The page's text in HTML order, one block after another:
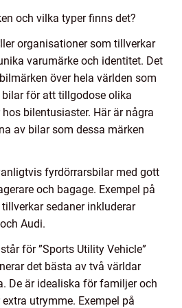
och vilka typer finns det?
organisationer som tillverkar
varumärke och identitet. Det
över hela världen som
för att tillgodose olika
bilentusiaster. Här är några
av bilar som dessa märken
fyrdörrarsbilar med gott
och bagage. Exempel på
sedaner inkluderar
Audi.
för ”Sports Utility Vehicle”
det bästa av två världar
De är idealiska för familjer och
utrymme. Exempel på